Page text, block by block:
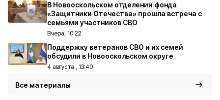
В Новооскольском отделении фонда
«Защитники Отечества» прошла встреча с
семьями участников СВО
Вчера, 10:22
Поддержку ветеранов СВО и их семей
обсудили в Новооскольском округе
4 августа , 13:40
Все материалы